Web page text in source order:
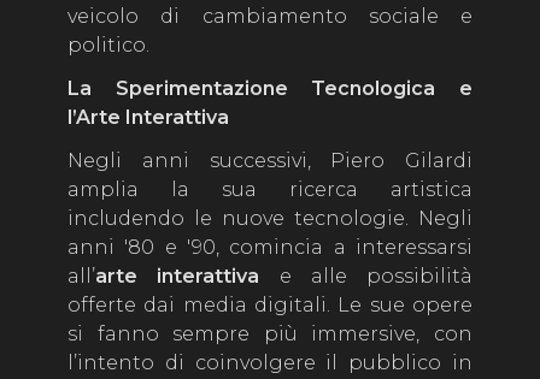
veicolo di cambiamento sociale e
politico.
La Sperimentazione Tecnologica e
l’Arte Interattiva
Negli anni successivi, Piero Gilardi
amplia la sua ricerca artistica
includendo le nuove tecnologie. Negli
anni '80 e '90, comincia a interessarsi
all’arte interattiva e alle possibilità
offerte dai media digitali. Le sue opere
si fanno sempre più immersive, con
l’intento di coinvolgere il pubblico in